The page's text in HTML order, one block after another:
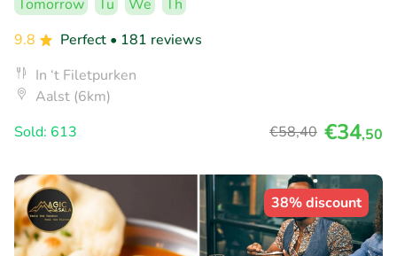
Tomorrow Tu We
Th
9.8
Perfect • 181 reviews
In ‘t Filetpurken
Aalst (6km)
Sold: 613
€58,40 €34,50
38% discount